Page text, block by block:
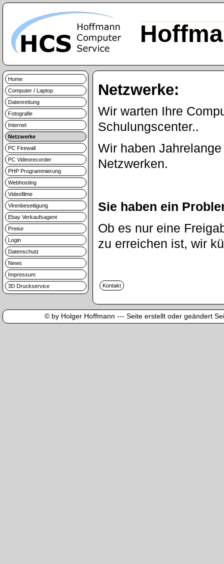
Home
Computer / Laptop
Datenrettung
Fotografie
Internet
Netzwerke
PC Firewall
PC Videorecorder
PHP Programmierung
Webhosting
Videofilme
Virenbeseitigung
Ebay Verkaufsagent
Preise
Login
Datenschutz
News
Impressum
3D Druckservice
Netzwerke:
Wir warten Ihre
Schulungscenter..
Wir haben
Netzwerken.
Sie haben ein
Ob es nur eine
zu erreichen ist, wir
© by Holger Hoffmann --- Seite erstellt oder geändert